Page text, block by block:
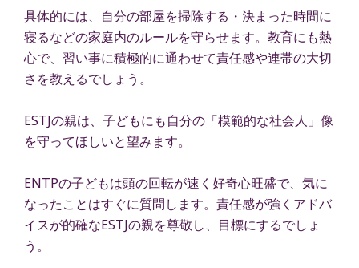
具体的には、自分の部屋を掃除する・決まった時間に
寝るなどの家庭内のルールを守らせます。教育にも熱
心で、習い事に積極的に通わせて責任感や連帯の大切
さを教えるでしょう。
ESTJの親は、子どもにも自分の「模範的な社会人」像
を守ってほしいと望みます。
ENTPの子どもは頭の回転が速く好奇心旺盛で、気に
なったことはすぐに質問します。責任感が強くアドバ
イスが的確なESTJの親を尊敬し、目標にするでしょ
う。